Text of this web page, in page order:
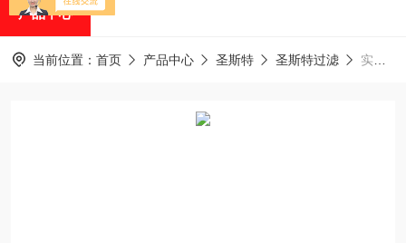
产品中心
当前位置： 首页 产品中心 圣斯特 圣斯特过滤 实验室SS悬浮物三联真空过滤系统